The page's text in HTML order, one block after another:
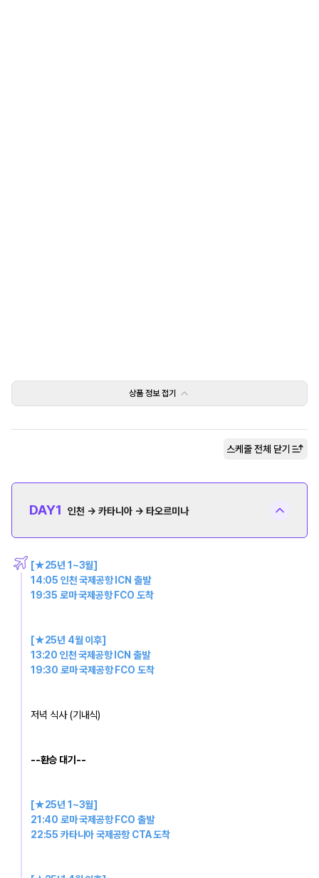
상품 정보접기
스케줄 전체 닫기
DAY1 인천 → 카타니아 → 타오르미나
[★25년 1~3월]
14:05 인천 국제공항 ICN 출발
19:35 로마 국제공항 FCO 도착
[★25년 4월 이후]
13:20 인천 국제공항 ICN 출발
19:30 로마 국제공항 FCO 도착
저녁 식사 (기내식)
--환승 대기--
[★25년 1~3월]
21:40 로마 국제공항 FCO 출발
22:55 카타니아 국제공항 CTA 도착